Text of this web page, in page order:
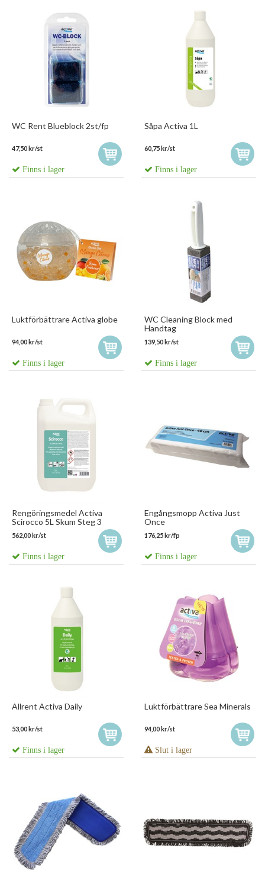
WC Rent Blueblock 2st/fp
47,50 kr/st
Finns i lager
Såpa Activa 1L
60,75 kr/st
Finns i lager
Luktförbättrare Activa globe
94,00 kr/st
Finns i lager
WC Cleaning Block med
Handtag
139,50 kr/st
Finns i lager
Rengöringsmedel Activa
Scirocco 5L Skum Steg 3
562,00 kr/st
Finns i lager
Engångsmopp Activa Just
Once
176,25 kr/fp
Finns i lager
Allrent Activa Daily
53,00 kr/st
Finns i lager
Luktförbättrare Sea Minerals
94,00 kr/st
Slut i lager